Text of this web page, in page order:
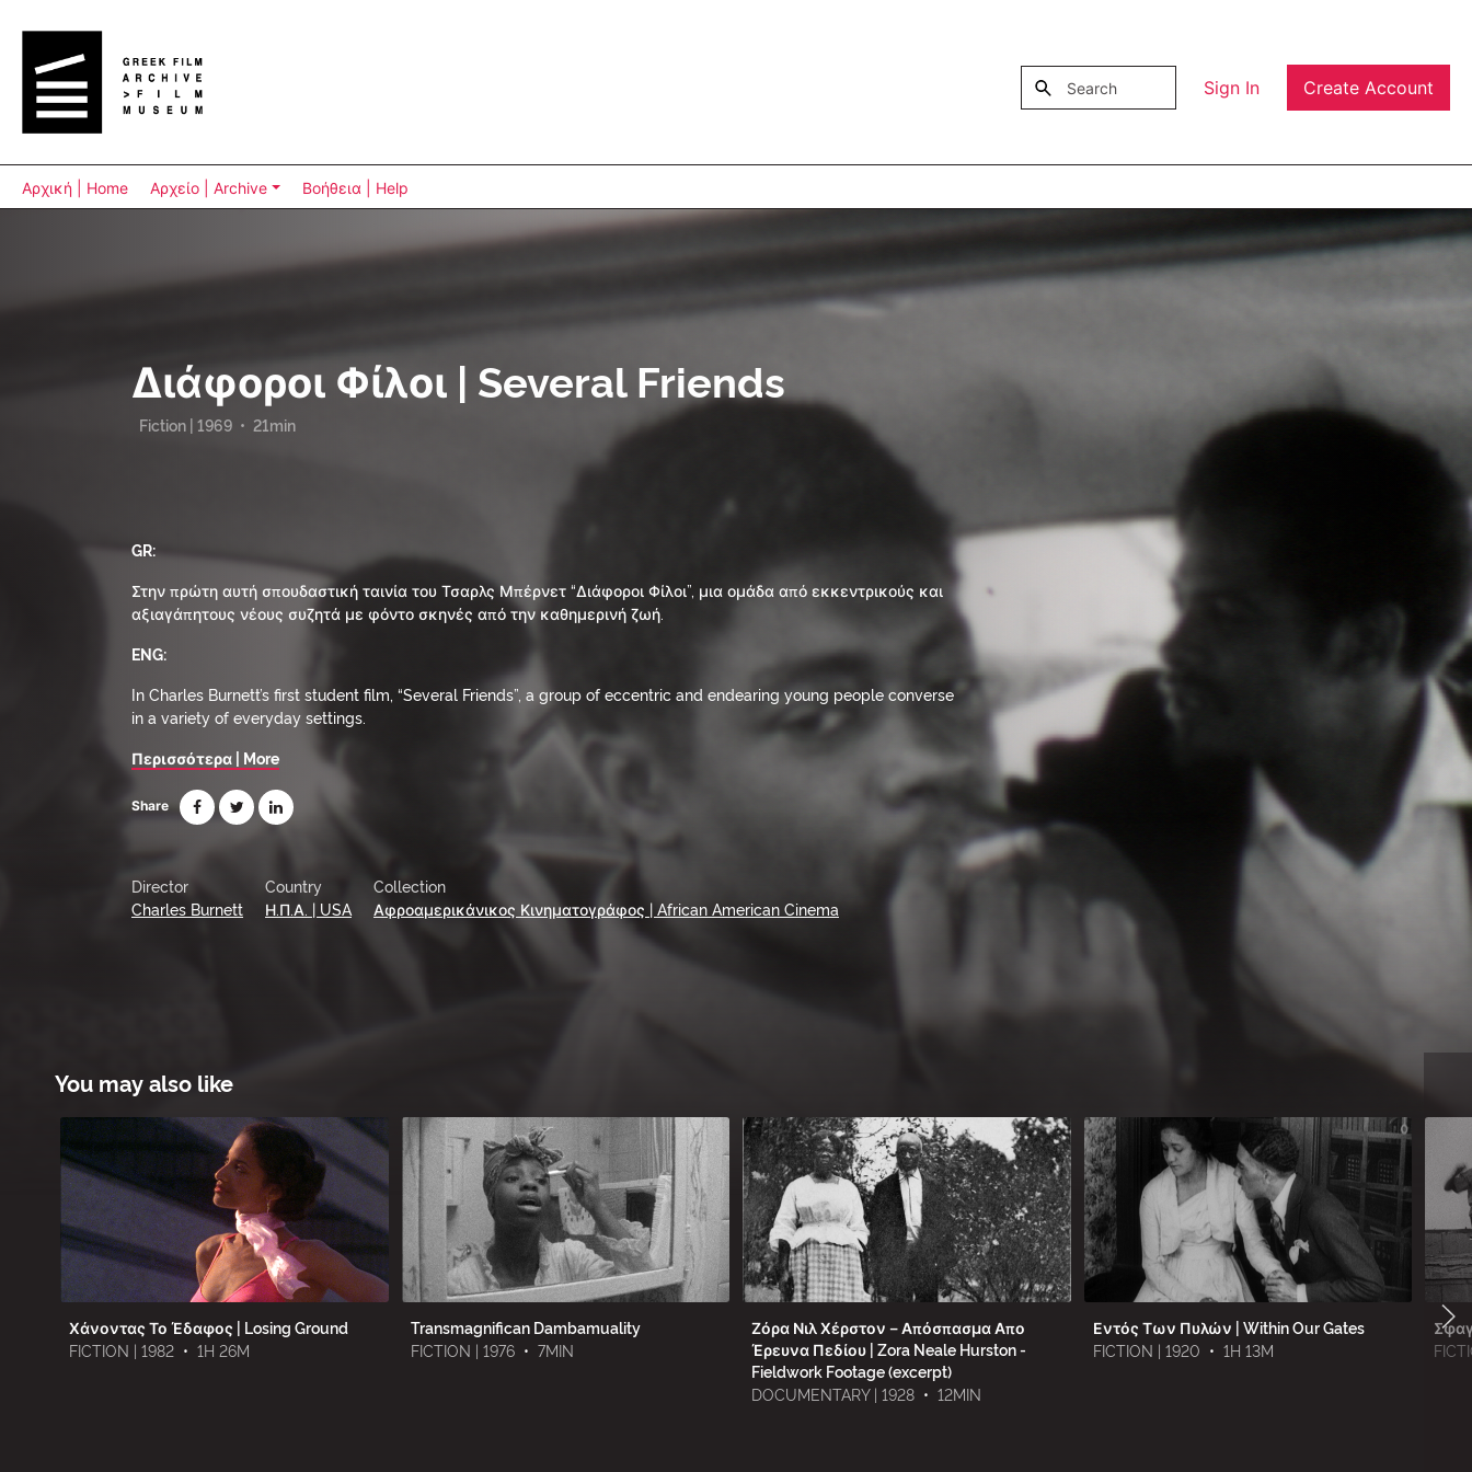
Submit search Sign In Create Account
Αρχική | Home Αρχείο | Archive Βοήθεια | Help
Διάφοροι Φίλοι | Several Friends
Fiction | 1969 • 21min
GR:
Στην πρώτη αυτή σπουδαστική ταινία του Τσαρλς Μπέρνετ “Διάφοροι Φίλοι”, μια ομάδα από εκκεντρικούς και
αξιαγάπητους νέους συζητά με φόντο σκηνές από την καθημερινή ζωή.
ENG:
In Charles Burnett’s first student film, “Several Friends”, a group of eccentric and endearing young people converse
in a variety of everyday settings.
Περισσότερα | More
Share
Director
Charles Burnett
Country
Η.Π.Α. | USA
Collection
Αφροαμερικάνικος Κινηματογράφος | African American Cinema
You may also like
Χάνοντας Το Έδαφος | Losing Ground
FICTION | 1982 • 1H 26M
Transmagnifican Dambamuality
FICTION | 1976 • 7MIN
Ζόρα Νιλ Χέρστον – Απόσπασμα Απο
Έρευνα Πεδίου | Zora Neale Hurston -
Fieldwork Footage (excerpt)
DOCUMENTARY | 1928 • 12MIN
Εντός Των Πυλών | Within Our Gates
FICTION | 1920 • 1H 13M